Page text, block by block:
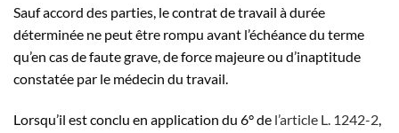
Sauf accord des parties, le contrat de travail à durée
déterminée ne peut être rompu avant l’échéance du terme
qu’en cas de faute grave, de force majeure ou d’inaptitude
constatée par le médecin du travail.
Lorsqu’il est conclu en application du 6° de l’article L. 1242-2